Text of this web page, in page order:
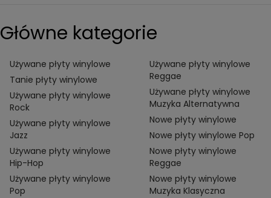
Główne kategorie
Używane płyty winylowe
Tanie płyty winylowe
Używane płyty winylowe
Rock
Używane płyty winylowe
Jazz
Używane płyty winylowe
Hip-Hop
Używane płyty winylowe
Pop
Używane płyty winylowe
Reggae
Używane płyty winylowe
Muzyka Alternatywna
Nowe płyty winylowe
Nowe płyty winylowe Pop
Nowe płyty winylowe
Reggae
Nowe płyty winylowe
Muzyka Klasyczna